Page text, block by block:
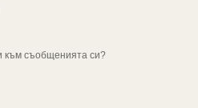
към съобщенията си?